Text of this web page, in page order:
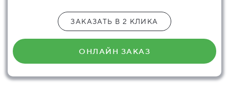
ЗАКАЗАТЬ В 2 КЛИКА
ОНЛАЙН ЗАКАЗ